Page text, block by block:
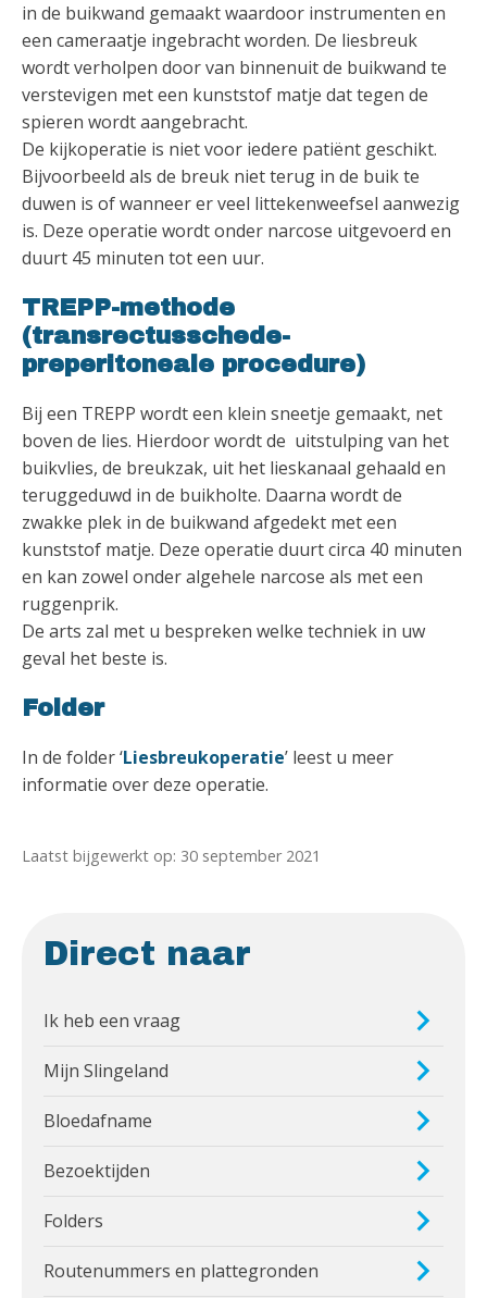
in de buikwand gemaakt waardoor instrumenten en
een cameraatje ingebracht worden. De liesbreuk
wordt verholpen door van binnenuit de buikwand te
verstevigen met een kunststof matje dat tegen de
spieren wordt aangebracht.
De kijkoperatie is niet voor iedere patiënt geschikt.
Bijvoorbeeld als de breuk niet terug in de buik te
duwen is of wanneer er veel littekenweefsel aanwezig
is. Deze operatie wordt onder narcose uitgevoerd en
duurt 45 minuten tot een uur.
TREPP-methode
(transrectusschede-
preperitoneale procedure)
Bij een TREPP wordt een klein sneetje gemaakt, net
boven de lies. Hierdoor wordt de uitstulping van het
buikvlies, de breukzak, uit het lieskanaal gehaald en
teruggeduwd in de buikholte. Daarna wordt de
zwakke plek in de buikwand afgedekt met een
kunststof matje. Deze operatie duurt circa 40 minuten
en kan zowel onder algehele narcose als met een
ruggenprik.
De arts zal met u bespreken welke techniek in uw
geval het beste is.
Folder
In de folder ‘Liesbreukoperatie’ leest u meer
informatie over deze operatie.
Laatst bijgewerkt op: 30 september 2021
Direct naar
Ik heb een vraag
Mijn Slingeland
Bloedafname
Bezoektijden
Folders
Routenummers en plattegronden